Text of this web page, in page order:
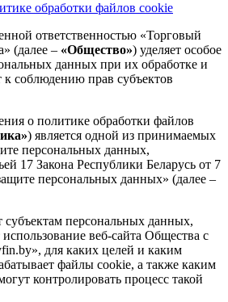
обработки файлов cookie
ответственностью «Торговый
(далее – «Общество») уделяет особое
данных при их обработке и
к соблюдению прав субъектов
о политике обработки файлов
) является одной из принимаемых
персональных данных,
17 Закона Республики Беларусь от 7
персональных данных» (далее –
субъектам персональных данных,
веб-сайта Общества с
для каких целей и каким
файлы cookie, а также каким
контролировать процесс такой